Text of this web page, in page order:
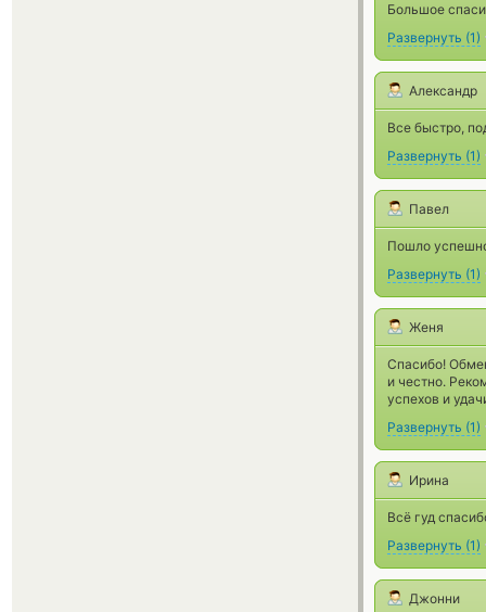
Большое
Развернуть (1)
Александр
Все быстро,
Развернуть (1)
Павел
Пошло
Развернуть (1)
Женя
Спасибо!
и честно.
успехов и
Развернуть (1)
Ирина
Всё гуд
Развернуть (1)
Джонни